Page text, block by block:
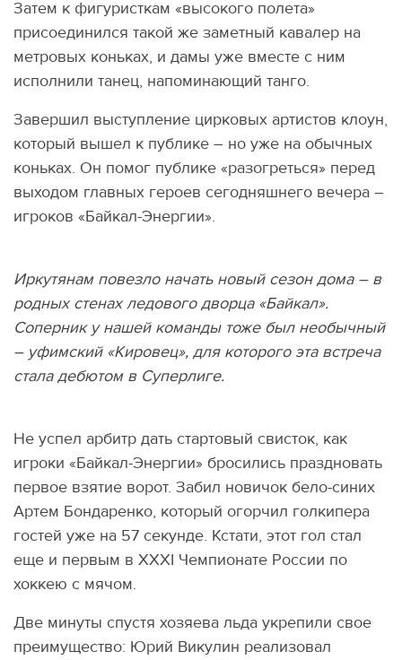
Затем к фигуристкам «высокого полета»
присоединился такой же заметный кавалер на
метровых коньках, и дамы уже вместе с ним
исполнили танец, напоминающий танго.
Завершил выступление цирковых артистов клоун,
который вышел к публике – но уже на обычных
коньках. Он помог публике «разогреться» перед
выходом главных героев сегодняшнего вечера –
игроков «Байкал-Энергии».
Иркутянам повезло начать новый сезон дома – в
родных стенах ледового дворца «Байкал».
Соперник у нашей команды тоже был необычный
– уфимский «Кировец», для которого эта встреча
стала дебютом в Суперлиге.
Не успел арбитр дать стартовый свисток, как
игроки «Байкал-Энергии» бросились праздновать
первое взятие ворот. Забил новичок бело-синих
Артем Бондаренко, который огорчил голкипера
гостей уже на 57 секунде. Кстати, этот гол стал
еще и первым в XXXI Чемпионате России по
хоккею с мячом.
Две минуты спустя хозяева льда укрепили свое
преимущество: Юрий Викулин реализовал